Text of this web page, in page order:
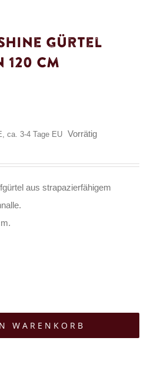
Gürtel
cm
ca. 3-4 Tage EU
Vorrätig
aus strapazierfähigem
WARENKORB